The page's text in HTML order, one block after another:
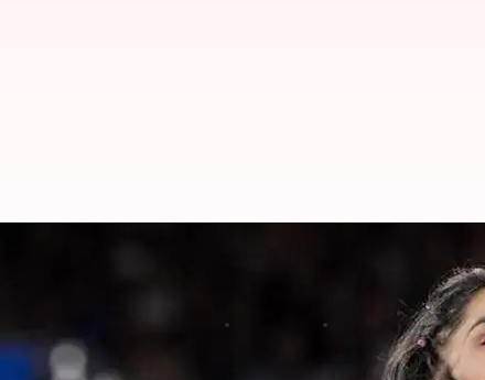
ஒலிம்பிக் போட்டிக்கு